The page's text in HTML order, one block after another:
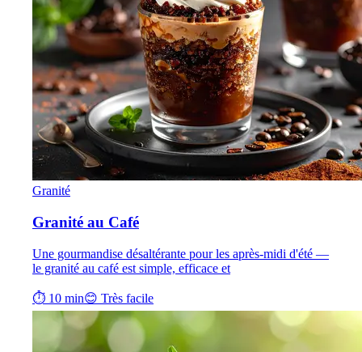
Granité
Granité au Café
Une gourmandise désaltérante pour les après-midi d'été —
le granité au café est simple, efficace et
⏱ 10 min😊 Très facile